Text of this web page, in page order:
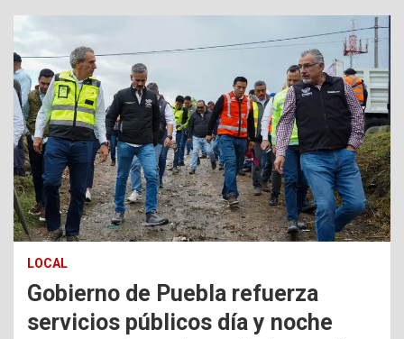
LOCAL
Gobierno de Puebla refuerza
servicios públicos día y noche